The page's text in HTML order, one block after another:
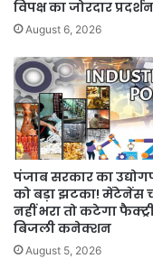
विपक्ष का जोरदार प्रदर्शन
August 6, 2026
पंजाब सरकार का
को बड़ा झटका! मेंटेनेंस
नहीं भरा तो कटेगा
बिजली कनेक्शन
August 5, 2026